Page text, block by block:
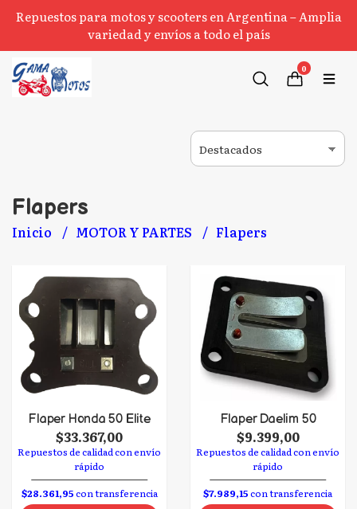
Repuestos para motos y scooters en Argentina – Amplia
variedad y envíos a todo el país
0
Flapers
Inicio MOTOR Y PARTES Flapers
Flaper Honda 50 Elite
$33.367,00
Repuestos de calidad con envío
rápido
$28.361,95con transferencia
Flaper Daelim 50
$9.399,00
Repuestos de calidad con envío
rápido
$7.989,15con transferencia